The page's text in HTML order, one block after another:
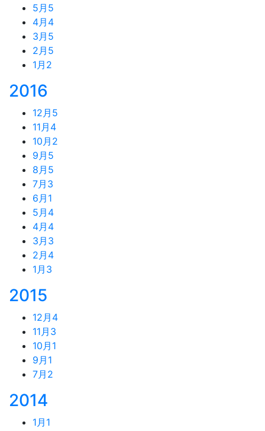
5月 5
4月 4
3月 5
2月 5
1月 2
2016
12月 5
11月 4
10月 2
9月 5
8月 5
7月 3
6月 1
5月 4
4月 4
3月 3
2月 4
1月 3
2015
12月 4
11月 3
10月 1
9月 1
7月 2
2014
1月 1